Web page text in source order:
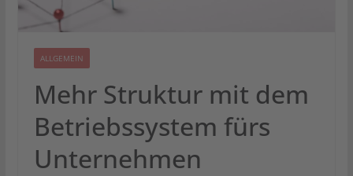
ALLGEMEIN
Mehr Struktur mit dem
Betriebssystem fürs
Unternehmen